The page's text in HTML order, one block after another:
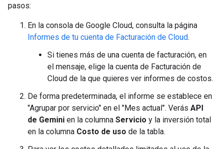
pasos:
En la consola de Google Cloud, consulta la página
Informes de tu cuenta de Facturación de Cloud.
Si tienes más de una cuenta de facturación, en
el mensaje, elige la cuenta de Facturación de
Cloud de la que quieres ver informes de costos.
De forma predeterminada, el informe se establece en
"Agrupar por servicio" en el "Mes actual". Verás API
de Gemini en la columna Servicio y la inversión total
en la columna Costo de uso de la tabla.